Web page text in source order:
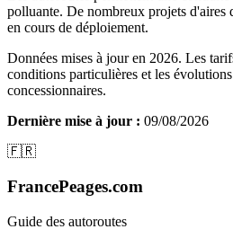
polluante. De nombreux projets d'aires
en cours de déploiement.
Données mises à jour en 2026. Les
conditions particulières et les
concessionnaires.
Dernière mise à jour : 09/08/2026
🇫🇷
FrancePeages.com
Guide des autoroutes